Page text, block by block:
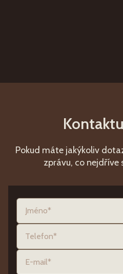
Pokud máte jakýkoliv
zprávu, co nejdříve